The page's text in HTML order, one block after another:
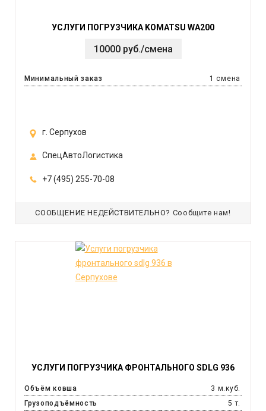
УСЛУГИ ПОГРУЗЧИКА KOMATSU WA200
10000 руб./смена
Минимальный заказ 1 смена
г. Серпухов
СпецАвтоЛогистика
+7 (495) 255-70-08
СООБЩЕНИЕ НЕДЕЙСТВИТЕЛЬНО? Сообщите нам!
УСЛУГИ ПОГРУЗЧИКА ФРОНТАЛЬНОГО SDLG 936
Объём ковша
3 м.куб.
Грузоподъёмность
5 т.